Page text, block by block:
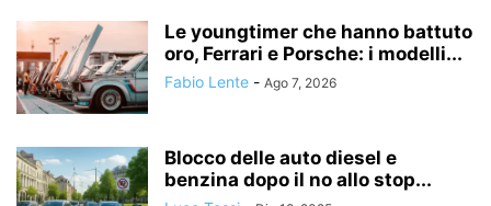
Le youngtimer che hanno battuto
oro, Ferrari e Porsche: i modelli...
Fabio Lente - Ago 7, 2026
Blocco delle auto diesel e
benzina dopo il no allo stop...